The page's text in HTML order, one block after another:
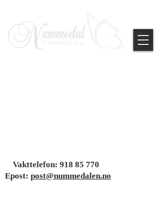
Vakttelefon: 918 85 770
Epost: post@nummedalen.no